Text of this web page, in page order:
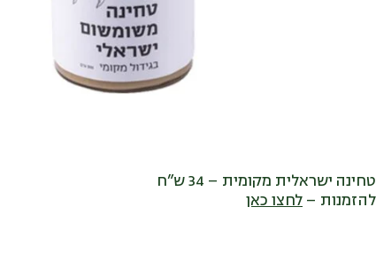
טחינה ישראלית מקומית – 34 ש”ח
להזמנות – לחצו כאן